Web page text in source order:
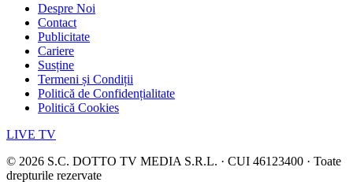
Despre Noi
Contact
Publicitate
Cariere
Susține
Termeni și Condiții
Politică de Confidențialitate
Politică Cookies
LIVE TV
© 2026 S.C. DOTTO TV MEDIA S.R.L. · CUI 46123400 · Toate
drepturile rezervate